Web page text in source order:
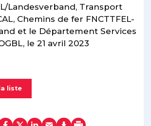
Landesverband, Transport
Chemins de fer FNCTTFEL-
et le Département Services
le 21 avril 2023
liste